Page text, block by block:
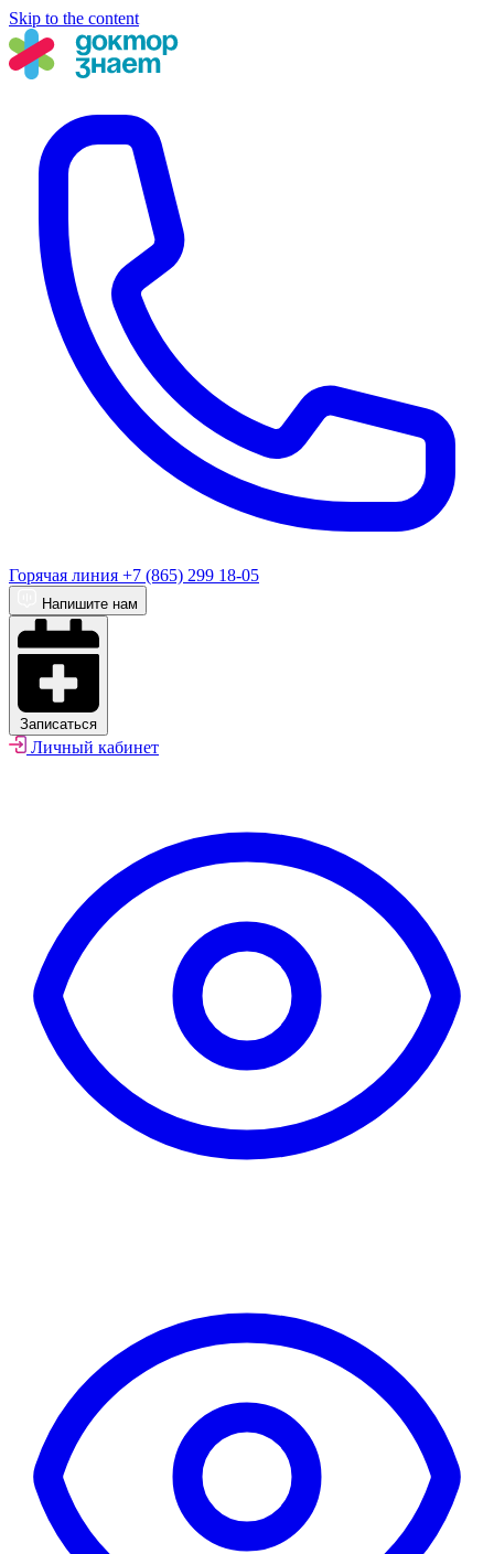
Skip to the content
Горячая линия +7 (865) 299 18-05
Напишите нам
Записаться
Личный кабинет